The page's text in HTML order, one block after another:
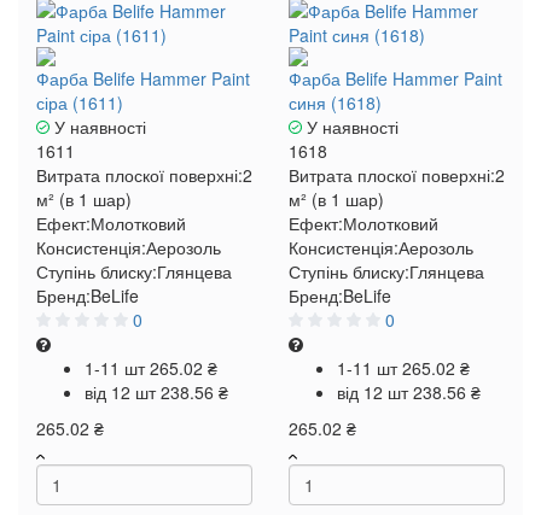
Фарба Belife Hammer Paint
сіра (1611)
У наявності
1611
Витрата плоскої поверхні:2
м² (в 1 шар)
Ефект:Молотковий
Консистенція:Аерозоль
Ступінь блиску:Глянцева
Бренд:BeLife
0
1-11 шт265.02 ₴
від 12 шт238.56 ₴
265.02 ₴
Фарба Belife Hammer Paint
синя (1618)
У наявності
1618
Витрата плоскої поверхні:2
м² (в 1 шар)
Ефект:Молотковий
Консистенція:Аерозоль
Ступінь блиску:Глянцева
Бренд:BeLife
0
1-11 шт265.02 ₴
від 12 шт238.56 ₴
265.02 ₴